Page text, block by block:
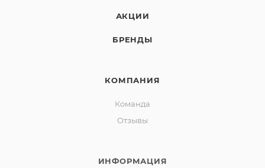
АКЦИИ
БРЕНДЫ
КОМПАНИЯ
Команда
Отзывы
ИНФОРМАЦИЯ